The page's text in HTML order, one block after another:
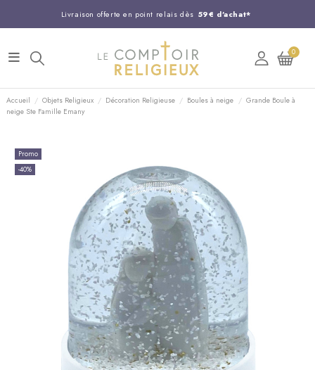
Livraison offerte en point relais dès 59€ d'achat*
Entreprise Française familiale
Support client disponible au 03 20 24 74 15
Commandez avant 14H, expédition le jour même !
0
Accueil Objets Religieux Décoration Religieuse Boules à neige
Grande Boule à
neige Ste Famille Emany
Promo
-40%